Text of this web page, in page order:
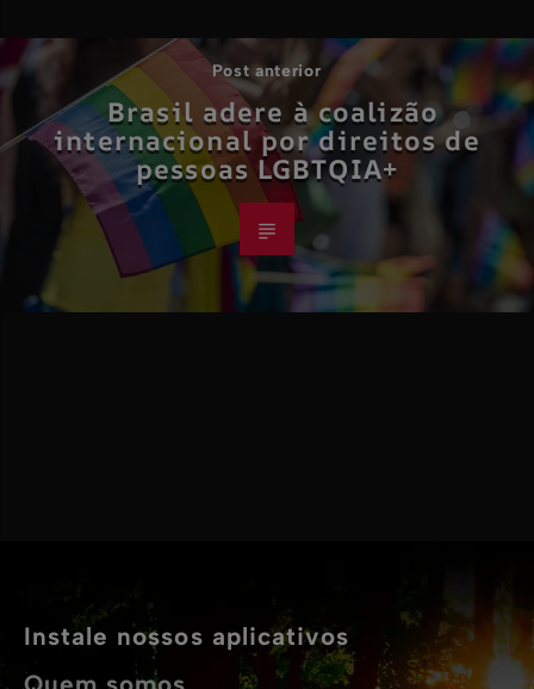
Post anterior
Brasil adere à coalizão
internacional por direitos de
pessoas LGBTQIA+
Instale nossos aplicativos